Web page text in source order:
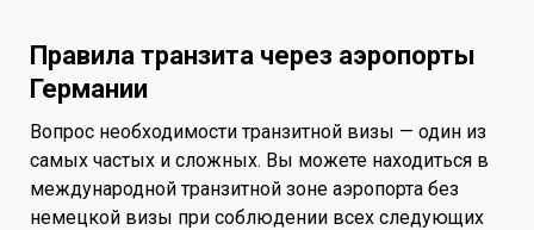
Правила транзита через аэропорты
Германии
Вопрос необходимости транзитной визы — один из
самых частых и сложных. Вы можете находиться в
международной транзитной зоне аэропорта без
немецкой визы при соблюдении всех следующих